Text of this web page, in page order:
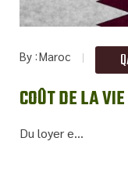
By Maroc
COÛT DE LA
Du loyer e...